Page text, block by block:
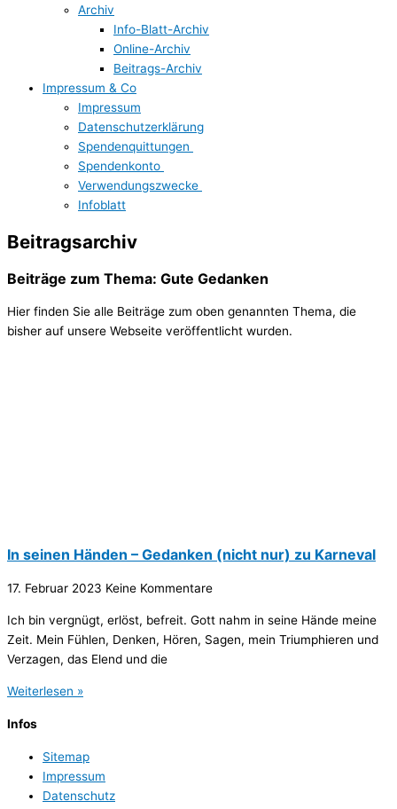
Archiv
Info-Blatt-Archiv
Online-Archiv
Beitrags-Archiv
Impressum & Co
Impressum
Datenschutzerklärung
Spendenquittungen
Spendenkonto
Verwendungszwecke
Infoblatt
Beitragsarchiv
Beiträge zum Thema: Gute Gedanken
Hier finden Sie alle Beiträge zum oben genannten Thema, die
bisher auf unsere Webseite veröffentlicht wurden.
In seinen Händen – Gedanken (nicht nur) zu Karneval
17. Februar 2023 Keine Kommentare
Ich bin vergnügt, erlöst, befreit. Gott nahm in seine Hände meine
Zeit. Mein Fühlen, Denken, Hören, Sagen, mein Triumphieren und
Verzagen, das Elend und die
Weiterlesen »
Infos
Sitemap
Impressum
Datenschutz